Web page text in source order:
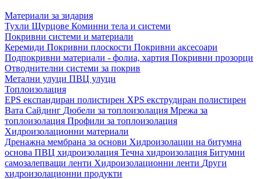
Материали за зидария
Тухли Щурцове Коминни тела и системи
Покривни системи и материали
Керемиди Покривни плоскости Покривни аксесоари
Подпокривни материали - фолиа, хартия Покривни прозорци
Отводнителни системи за покрив
Метални улуци ПВЦ улуци
Топлоизолация
EPS експандиран полистирен XPS екструдиран полистирен
Вата Сайдинг Дюбели за топлоизолация Мрежа за
топлоизолация Профили за топлоизолация
Хидроизолационни материали
Дренажна мембрана за основи Хидроизолации на битумна
основа ПВЦ хидроизолация Течна хидроизолация Битумни
самозалепващи ленти Хидроизолационни ленти Други
хидроизолационни продукти